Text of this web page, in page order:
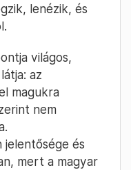
lenézik, és
világos,
az
magukra
nem
és
mert a magyar